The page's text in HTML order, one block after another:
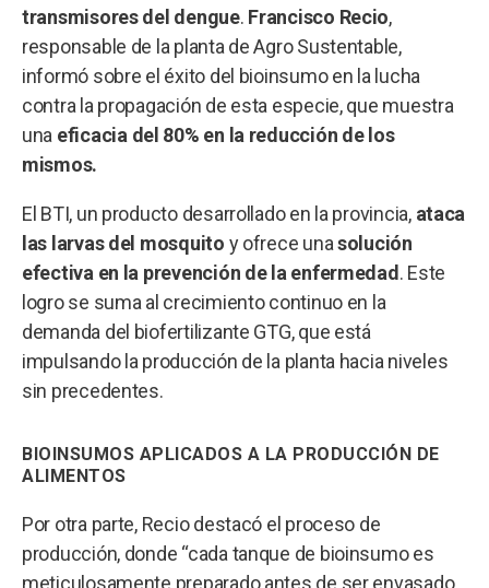
transmisores del dengue. Francisco Recio,
responsable de la planta de Agro Sustentable,
informó sobre el éxito del bioinsumo en la lucha
contra la propagación de esta especie, que muestra
una eficacia del 80% en la reducción de los
mismos.
El BTI, un producto desarrollado en la provincia,ataca
las larvas del mosquito y ofrece unasolución
efectiva en la prevención de la enfermedad . Este
logro se suma al crecimiento continuo en la
demanda del biofertilizante GTG, que está
impulsando la producción de la planta hacia niveles
sin precedentes.
BIOINSUMOS APLICADOS A LA PRODUCCIÓN DE
ALIMENTOS
Por otra parte, Recio destacó el proceso de
producción, donde “cada tanque de bioinsumo es
meticulosamente preparado antes de ser envasado